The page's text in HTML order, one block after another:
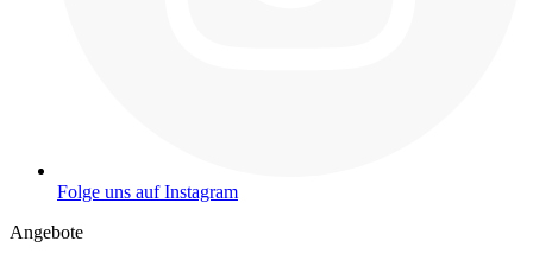
Folge uns auf Instagram
Angebote